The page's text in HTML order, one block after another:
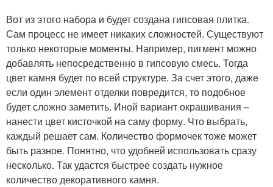
Вот из этого набора и будет создана гипсовая плитка.
Сам процесс не имеет никаких сложностей. Существуют
только некоторые моменты. Например, пигмент можно
добавлять непосредственно в гипсовую смесь. Тогда
цвет камня будет по всей структуре. За счет этого, даже
если один элемент отделки повредится, то подобное
будет сложно заметить. Иной вариант окрашивания –
нанести цвет кисточкой на саму форму. Что выбрать,
каждый решает сам. Количество формочек тоже может
быть разное. Понятно, что удобней использовать сразу
несколько. Так удастся быстрее создать нужное
количество декоративного камня.